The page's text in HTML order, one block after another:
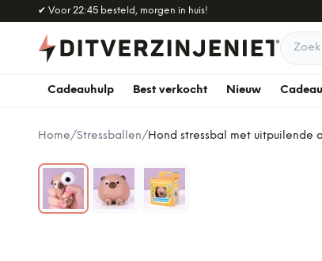
Naar hoofdinhoud
✔ Voor 22:45 besteld, morgen in huis!
Zoek
Cadeauhulp Best verkocht Nieuw
Home/Stressballen/Hond stressbal met uitpuilende